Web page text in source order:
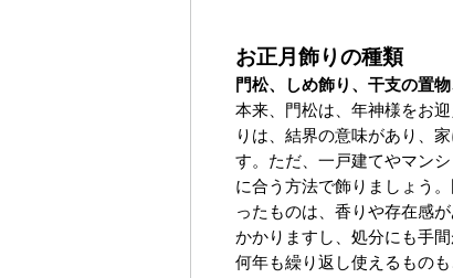
お正月飾りの種類
門松、しめ飾り、干支の置
本来、門松は、年神様をお
りは、結界の意味があり、
す。ただ、一戸建てやマン
に合う方法で飾りましょう
ったものは、香りや存在感
かかりますし、処分にも手
何年も繰り返し使えるもの